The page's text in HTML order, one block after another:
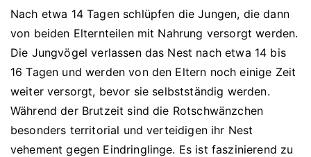
Nach etwa 14 Tagen schlüpfen die Jungen, die dann
von beiden Elternteilen mit Nahrung versorgt werden.
Die Jungvögel verlassen das Nest nach etwa 14 bis
16 Tagen und werden von den Eltern noch einige Zeit
weiter versorgt, bevor sie selbstständig werden.
Während der Brutzeit sind die Rotschwänzchen
besonders territorial und verteidigen ihr Nest
vehement gegen Eindringlinge. Es ist faszinierend zu